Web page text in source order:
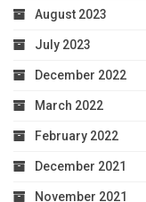
August 2023
July 2023
December 2022
March 2022
February 2022
December 2021
November 2021